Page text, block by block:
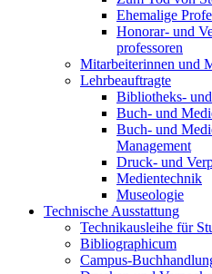
Ehemalige
Honorar- und
professoren
Mitarbeiterinnen und
Lehrbeauftragte
Bibliotheks-
Buch- und
Buch- und
Management
Druck- und
Medientechnik
Museologie
Technische Ausstattung
Technikausleihe für
Bibliographicum
Campus-